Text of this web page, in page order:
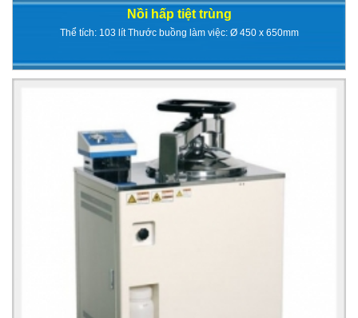
Nồi hấp tiệt trùng
Thể tích: 103 lít Thước buồng làm việc: Ø 450 x 650mm